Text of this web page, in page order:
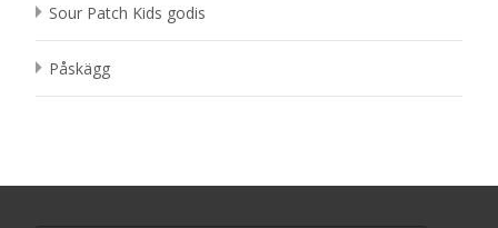
Sour Patch Kids godis
Påskägg